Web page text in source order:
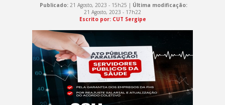
Publicado:21 Agosto, 2023 - 15h25 | Última modificação:
21 Agosto, 2023 - 17h22
Escrito por: CUT Sergipe